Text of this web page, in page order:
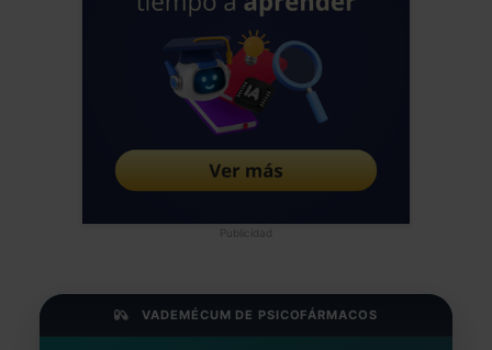
Publicidad
VADEMÉCUM DE PSICOFÁRMACOS